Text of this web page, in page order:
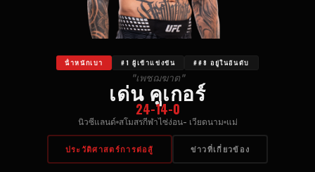
น้ําหนักเบา #1 ผู้เข้าแข่งขัน ##8 อยู่ในอันดับ
"เพชฌฆาต"
เด่น คูเกอร์
24-14-0
นิวซีแลนด์ สโมสรกีฬาไซ่ง่อน- เวียดนาม แม่
ประวัติศาสตร์การต่อสู้ ข่าวที่เกี่ยวข้อง